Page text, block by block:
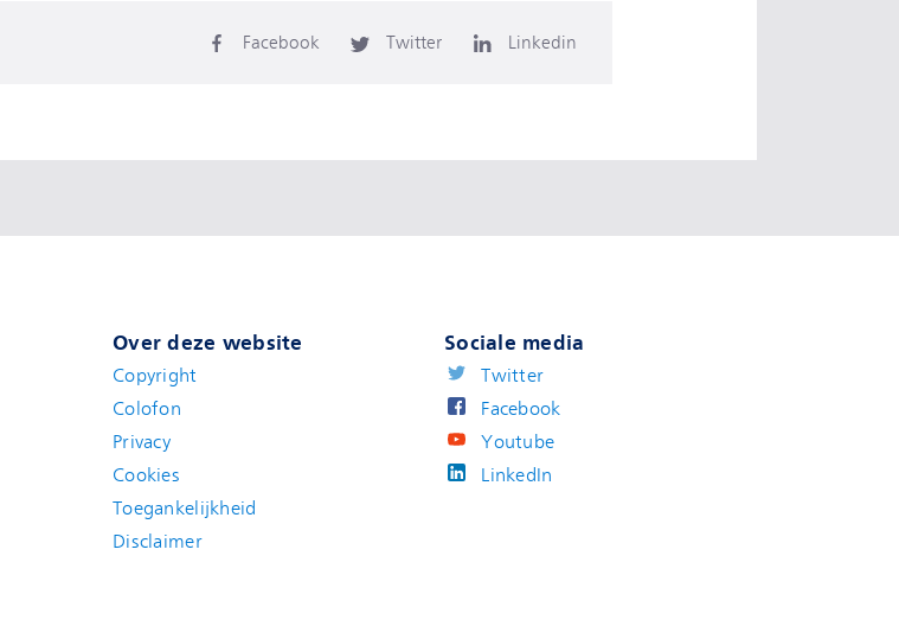
Facebook Twitter Linkedin
Over deze website
Copyright
Colofon
Privacy
Cookies
Toegankelijkheid
Disclaimer
Sociale media
Twitter
Facebook
Youtube
LinkedIn